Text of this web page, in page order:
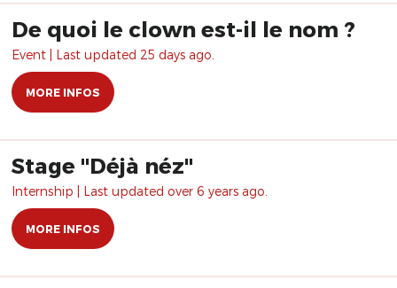
De quoi le clown est-il le nom ?
Event | Last updated 25 days ago.
MORE INFOS
Stage "Déjà néz"
Internship | Last updated over 6 years ago.
MORE INFOS